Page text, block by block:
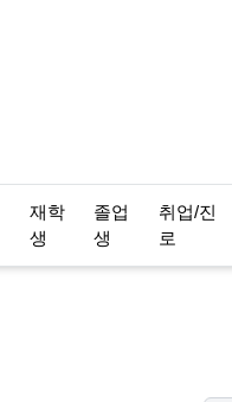
재학
생
졸업
생
취업/진
로